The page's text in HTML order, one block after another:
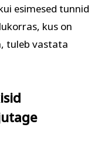
esimesed tunnid
kus on
tuleb vastata